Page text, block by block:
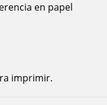
en papel
imprimir.